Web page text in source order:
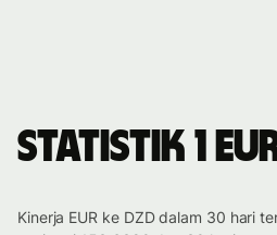
Statistik 1
Kinerja EUR ke DZD dalam 30 hari